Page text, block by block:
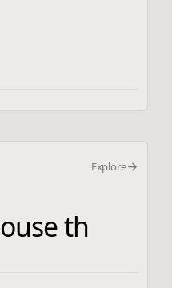
Explore
th